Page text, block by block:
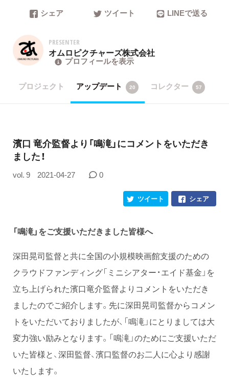
シェア ツイート LINEで送る
PRESENTER
オムロピクチャーズ株式会社
プロフィールを表示
プロジェクト アップデート 20 コレクター 57
濱口 竜介監督より「鳴滝」にコメントをいただき
ました！
vol. 9 2021-04-27 0
シェア
ツイート
「鳴滝」をご支援いただきました皆様へ
深田晃司監督と共に全国の小規模映画館支援のための
クラウドファンディング「ミニシアター・エイド基金」を
立ち上げられた濱口竜介監督よりコメントをいただき
ましたのでご紹介します。先に深田晃司監督からコメン
トをいただいておりましたが、「鳴滝」にとりましては大
変力強い励みとなります。「鳴滝」のためにご支援いただ
いた皆様と、深田監督、濱口監督のお二人に心より感謝
いたします。